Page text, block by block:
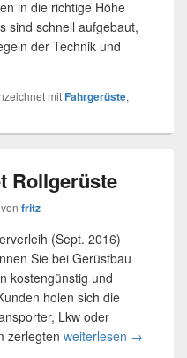
in die richtige Höhe
sind schnell aufgebaut,
der Technik und
mieten
mitFahrgerüste,
Rollgerüste
von fritz
(Sept. 2016)
Sie bei Gerüstbau
kostengünstig und
holen sich die
Lkw oder
zerlegten weiterlesen Unser
→